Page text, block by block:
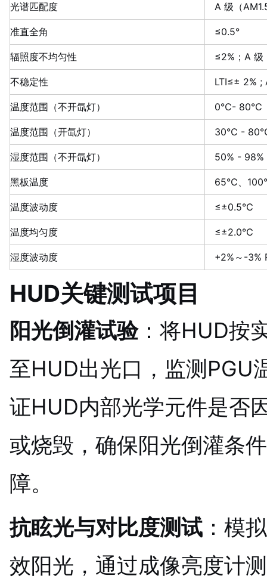
光谱匹配度 A 级（
准直全角 ≤0.5°
辐照度不均匀性 ≤2%；A 级
不稳定性 LTI≤± 2% ;
温度范围（不开氙灯） 0℃- 80℃
温度范围（开氙灯） 30℃ -
湿度范围（不开氙灯） 50% - 98%
黑板温度 65℃、
温度波动度 ≤±0.5℃
温度均匀度 ≤±2.0℃
湿度波动度 +2%～-3%
HUD关键测试项目
阳光倒灌试验：将HUD按
至HUD出光口，监测PGU
证HUD内部光学元件是否
或烧毁，确保阳光倒灌条
障。
抗眩光与对比度测试 ：模
效阳光，通过成像亮度计